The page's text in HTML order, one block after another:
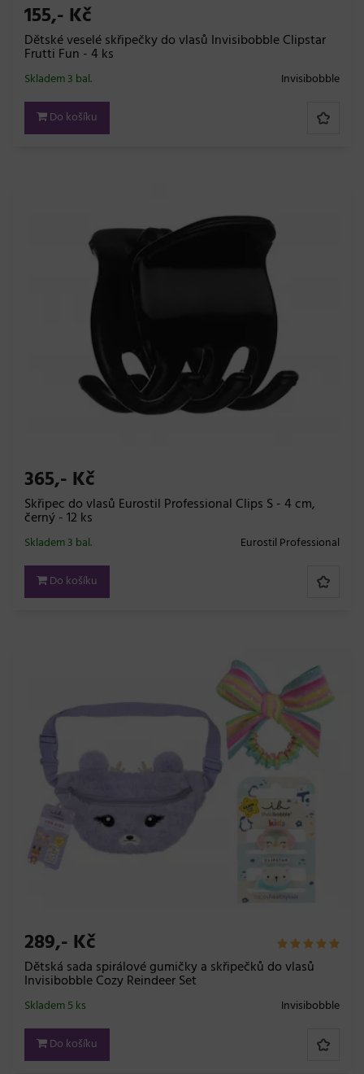
155,- Kč
Dětské veselé skřipečky do vlasů Invisibobble Clipstar
Frutti Fun - 4 ks
Invisibobble
Skladem 3 bal.
Do košíku
365,- Kč
Skřipec do vlasů Eurostil Professional Clips S - 4 cm,
černý - 12 ks
Eurostil Professional
Skladem 3 bal.
Do košíku
289,- Kč
Dětská sada spirálové gumičky a skřipečků do vlasů
Invisibobble Cozy Reindeer Set
Invisibobble
Skladem 5 ks
Do košíku